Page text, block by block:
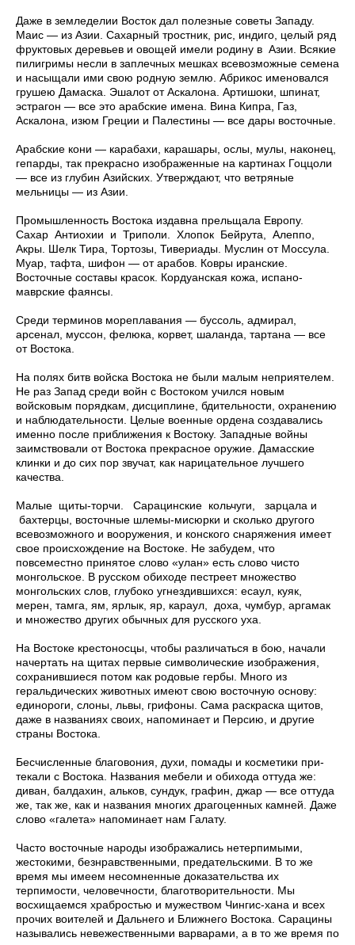
Даже в земледелии Восток дал полезные советы Западу.
Маис — из Азии. Сахарный тростник, рис, индиго, целый ряд
фруктовых деревьев и овощей имели родину в Азии. Всякие
пилигримы несли в заплечных мешках всевозможные семена
и насыщали ими свою родную землю. Абрикос именовался
грушею Дамаска. Эшалот от Аскалона. Артишоки, шпинат,
эстрагон — все это арабские имена. Вина Кипра, Газ,
Аскалона, изюм Греции и Палестины — все дары восточные.
Арабские кони — карабахи, карашары, ослы, мулы, наконец,
гепарды, так прекрасно изображенные на картинах Гоццоли
— все из глубин Азийских. Утверждают, что ветряные
мельницы — из Азии.
Промышленность Востока издавна прельщала Европу.
Сахар Антиохии и Триполи. Хлопок Бейрута, Алеппо,
Акры. Шелк Тира, Тортозы, Тивериады. Муслин от Моссула.
Муар, тафта, шифон — от арабов. Ковры иранские.
Восточные составы красок. Кордуанская кожа, испано-
маврские фаянсы.
Среди терминов мореплавания — буссоль, адмирал,
арсенал, муссон, фелюка, корвет, шаланда, тартана — все
от Востока.
На полях битв войска Востока не были малым неприятелем.
Не раз Запад среди войн с Востоком учился новым
войсковым порядкам, дисциплине, бдительности, охранению
и наблюдательности. Целые военные ордена создавались
именно после приближения к Востоку. Западные войны
заимствовали от Востока прекрасное оружие. Дамасские
клинки и до сих пор звучат, как нарицательное лучшего
качества.
Малые щиты-торчи. Сарацинские кольчуги, зарцала и
бахтерцы, восточные шлемы-мисюрки и сколько другого
всевозможного и вооружения, и конского снаряжения имеет
свое происхождение на Востоке. Не забудем, что
повсеместно принятое слово «улан» есть слово чисто
монгольское. В русском обиходе пестреет множество
монгольских слов, глубоко угнездившихся: есаул, куяк,
мерен, тамга, ям, ярлык, яр, караул, доха, чумбур, аргамак
и множество других обычных для русского уха.
На Востоке крестоносцы, чтобы различаться в бою, начали
начертать на щитах первые символические изображения,
coхранившиеся потом как родовые гербы. Много из
геральдических животных имеют свою восточную основу:
единороги, слоны, львы, грифоны. Сама раскраска щитов,
даже в названиях сво­их, напоминает и Персию, и другие
страны Востока.
Бесчисленные благовония, духи, помады и косметики при­
текали с Востока. Названия мебели и обихода оттуда же:
диван, балдахин, альков, сундук, графин, джар — все оттуда
же, так же, как и названия многих драгоценных камней. Даже
слово «галета» напоминает нам Галату.
Часто восточные народы изображались нетерпимыми,
жестокими, безнравственными, предательскими. В то же
время мы имеем несомненные доказательства их
терпимости, человечности, благотворительности. Мы
восхищаемся храбростью и мужеством Чингис-хана и всех
прочих воителей и Дальнего и Ближнего Востока. Сарацины
назывались невежественными варвара­ми, а в то же время по